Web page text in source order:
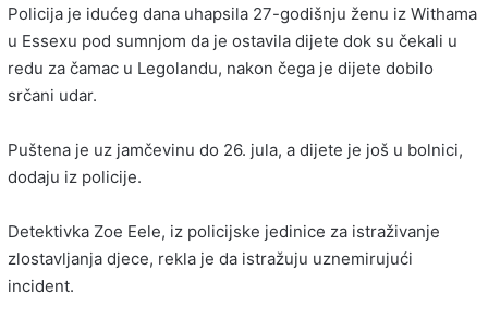
Policija je idućeg dana uhapsila 27-godišnju ženu iz Withama
u Essexu pod sumnjom da je ostavila dijete dok su čekali u
redu za čamac u Legolandu, nakon čega je dijete dobilo
srčani udar.
Puštena je uz jamčevinu do 26. jula, a dijete je još u bolnici,
dodaju iz policije.
Detektivka Zoe Eele, iz policijske jedinice za istraživanje
zlostavljanja djece, rekla je da istražuju uznemirujući
incident.